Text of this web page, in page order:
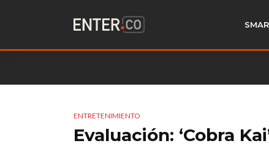
ENTRETENIMIENTO
Evaluación: ‘Cobra